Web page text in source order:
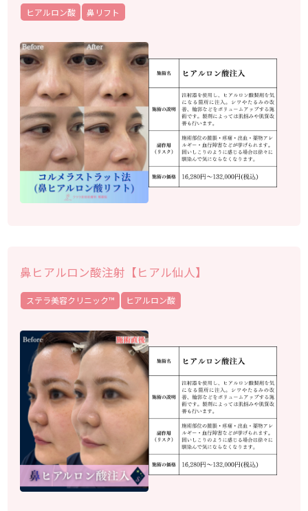
ヒアルロン酸 鼻リフト
鼻ヒアルロン酸注射【ヒアル仙人】
ステラ美容クリニック™︎ ヒアルロン酸